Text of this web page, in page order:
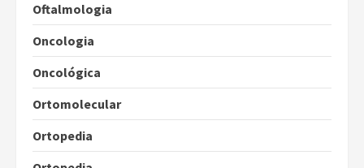
Oftalmologia
Oncologia
Oncológica
Ortomolecular
Ortopedia